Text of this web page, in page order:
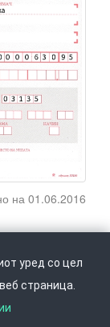
на 01.06.2016
уред со цел
страница.